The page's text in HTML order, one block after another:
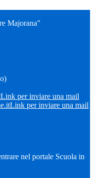
Majorana"
Link per inviare una mail
Link per inviare una mail
nel portale Scuola in